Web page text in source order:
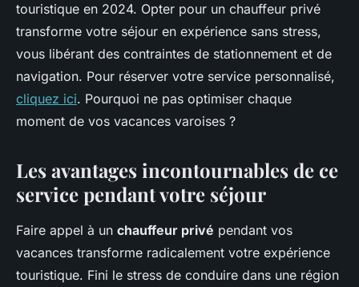
touristique en 2024. Opter pour un chauffeur privé
transforme votre séjour en expérience sans stress,
vous libérant des contraintes de stationnement et de
navigation. Pour réserver votre service personnalisé,
cliquez ici. Pourquoi ne pas optimiser chaque
moment de vos vacances varoises ?
Les avantages incontournables de ce
service pendant votre séjour
Faire appel à un chauffeur privé pendant vos
vacances transforme radicalement votre expérience
touristique. Fini le stress de conduire dans une région